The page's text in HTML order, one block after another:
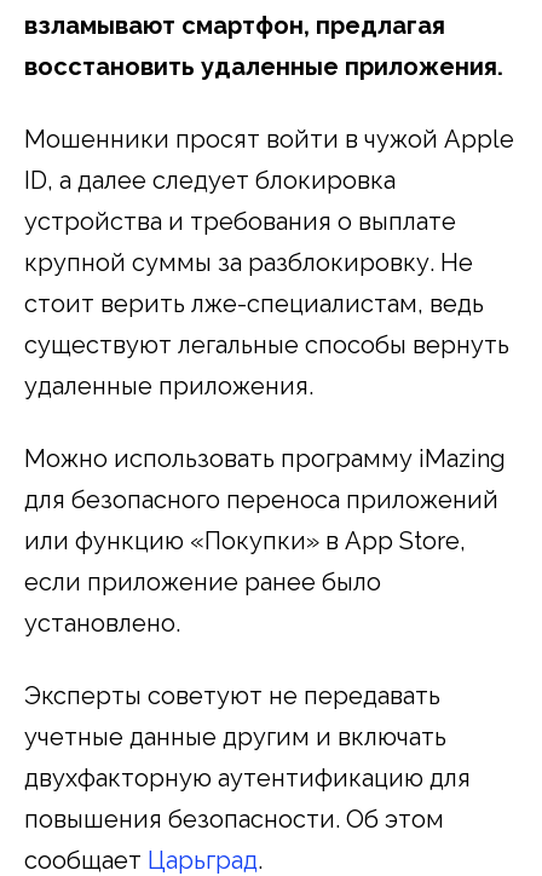
взламывают смартфон, предлагая
восстановить удаленные приложения.
Мошенники просят войти в чужой Apple
ID, а далее следует блокировка
устройства и требования о выплате
крупной суммы за разблокировку. Не
стоит верить лже-специалистам, ведь
существуют легальные способы вернуть
удаленные приложения.
Можно использовать программу iMazing
для безопасного переноса приложений
или функцию «Покупки» в App Store,
если приложение ранее было
установлено.
Эксперты советуют не передавать
учетные данные другим и включать
двухфакторную аутентификацию для
повышения безопасности. Об этом
сообщает Царьград.